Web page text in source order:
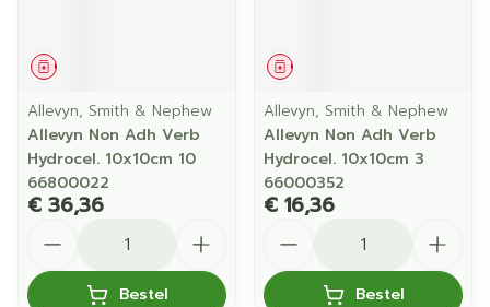
Geneesmiddel
Allevyn, Smith & Nephew
Allevyn Non Adh Verb
Hydrocel. 10x10cm 10
66800022
€ 36,36
Bestel
Geneesmiddel
Allevyn, Smith & Nephew
Allevyn Non Adh Verb
Hydrocel. 10x10cm 3
66000352
€ 16,36
Bestel